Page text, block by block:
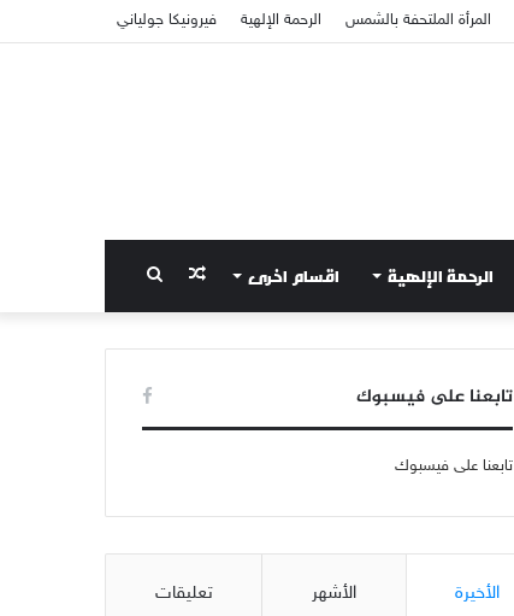
المرأة الملتحفة بالشمس الرحمة الإلهية فيرونيكا جولياني
الرحمة الإلهية اقسام اخرى بحث
عن
مقال
عشوائي
تابعنا على فيسبوك
تابعنا على فيسبوك
الأخيرة الأشهر تعليقات